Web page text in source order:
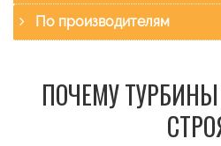
По производителям
ПОЧЕМУ